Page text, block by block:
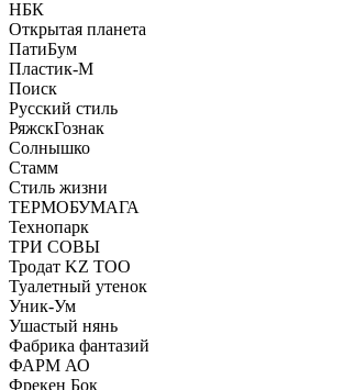
НБК
Открытая планета
ПатиБум
Пластик-М
Поиск
Русский стиль
РяжскГознак
Солнышко
Стамм
Стиль жизни
ТЕРМОБУМАГА
Технопарк
ТРИ СОВЫ
Тродат KZ ТОО
Туалетный утенок
Уник-Ум
Ушастый нянь
Фабрика фантазий
ФАРМ АО
Фрекен Бок